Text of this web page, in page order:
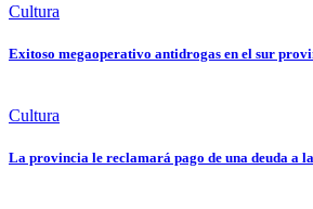
Cultura
Exitoso megaoperativo antidrogas en el sur
Cultura
La provincia le reclamará pago de una deuda a la